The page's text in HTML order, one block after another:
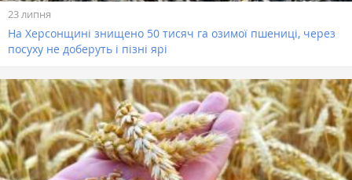
23 липня
На Херсонщині знищено 50 тисяч га озимої пшениці, через
посуху не доберуть і пізні ярі